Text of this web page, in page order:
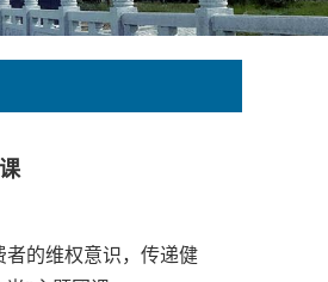
的维权意识，传递健